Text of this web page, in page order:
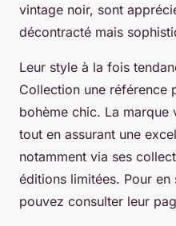
vintage noir, sont
décontracté mais
Leur style à la fois
Collection une référence
bohème chic. La marque
tout en assurant une
notamment via ses
éditions limitées. Pour
pouvez consulter leur